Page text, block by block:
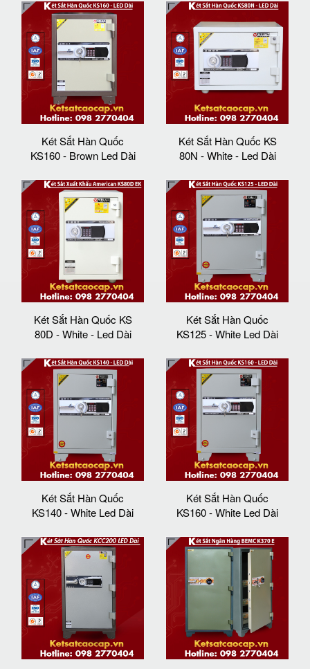
Két Sắt Hàn Quốc
KS160 - Brown Led Dài
Két Sắt Hàn Quốc KS
80N - White - Led Dài
Két Sắt Hàn Quốc KS
80D - White - Led Dài
Két Sắt Hàn Quốc
KS125 - White Led Dài
Két Sắt Hàn Quốc
KS140 - White Led Dài
Két Sắt Hàn Quốc
KS160 - White Led Dài